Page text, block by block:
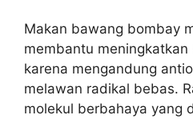
Makan bawang bombay
membantu
karena mengandung
melawan radikal bebas.
molekul berbahaya yang